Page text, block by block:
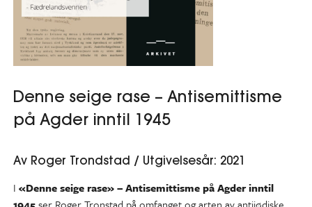
Denne seige rase – Antisemittisme
på Agder inntil 1945
Av Roger Trondstad / Utgivelsesår: 2021
I«Denne seige rase» – Antisemittisme på Agder inntil